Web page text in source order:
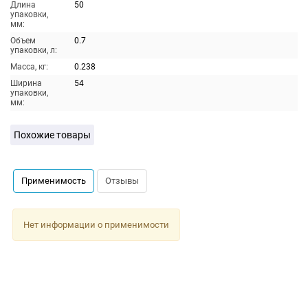
Длина
упаковки,
мм:
50
Объем
упаковки, л:
0.7
Масса, кг:
0.238
Ширина
упаковки,
мм:
54
Похожие товары
Применимость Отзывы
Нет информации о применимости